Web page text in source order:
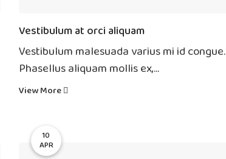
Vestibulum at orci aliquam
Vestibulum malesuada varius mi id congue.
Phasellus aliquam mollis ex,...
View More
10
APR